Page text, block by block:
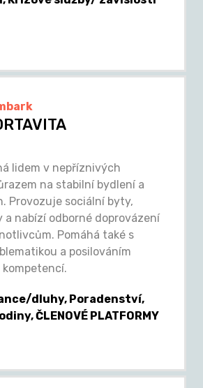
lidem v nepříznivých
na stabilní bydlení a
Provozuje sociální byty,
a nabízí odborné doprovázení
Pomáhá také s
a posilováním
dluhy, Poradenství,
ČLENOVÉ PLATFORMY